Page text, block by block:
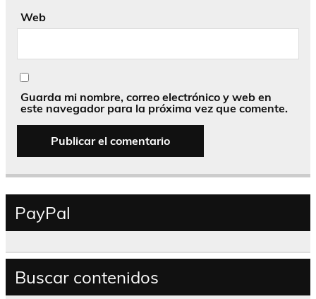
Web
Guarda mi nombre, correo electrónico y web en
este navegador para la próxima vez que comente.
PayPal
Buscar contenidos